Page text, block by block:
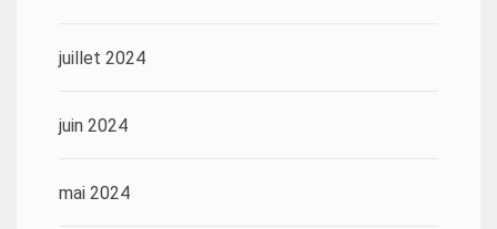
juillet 2024
juin 2024
mai 2024